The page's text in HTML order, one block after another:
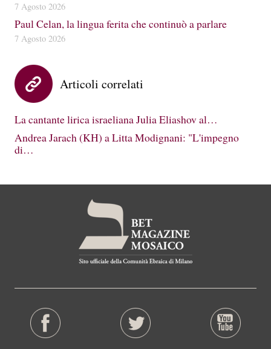
7 Agosto 2026
Paul Celan, la lingua ferita che continuò a parlare
7 Agosto 2026
Articoli correlati
La cantante lirica israeliana Julia Eliashov al…
Andrea Jarach (KH) a Litta Modignani: "L'impegno
di…